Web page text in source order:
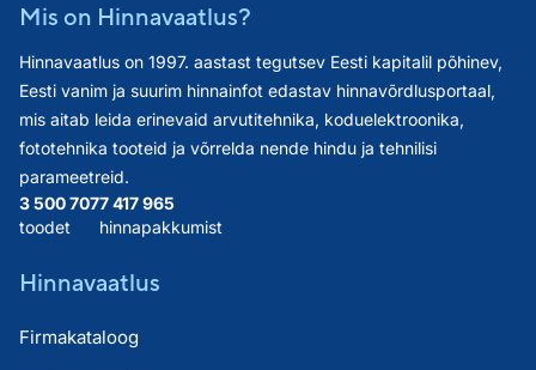
Mis on Hinnavaatlus?
Hinnavaatlus on 1997. aastast tegutsev Eesti kapitalil põhinev,
Eesti vanim ja suurim hinnainfot edastav hinnavõrdlusportaal,
mis aitab leida erinevaid arvutitehnika, koduelektroonika,
fototehnika tooteid ja võrrelda nende hindu ja tehnilisi
parameetreid.
3 500 707
toodet
7 417 965
hinnapakkumist
Hinnavaatlus
Firmakataloog